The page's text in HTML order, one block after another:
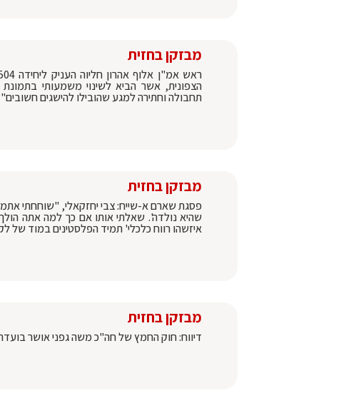
מבזקן בחזית
הצפונית, אשר הביא לשינוי משמעותי
תחבולה וחתירה למגע שהובילו להישגים
מבזקן בחזית
פסגת שארם א-שייח: צבי יחזקאלי, "שוחחתי
שהיא נולדה'. שאלתי אותו אם כך למה אתה
איזשהו רווח כלכלי' תמיד הפלסטינים במוד של
מבזקן בחזית
דיווח: חוק החמץ של חה"כ משה גפני אושר